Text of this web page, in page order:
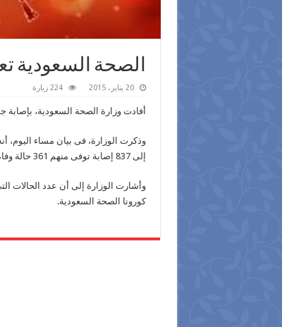
الصحة السعودية
20 يناير، 2015 224 زيارة
أفادت وزارة الصحة السعودية،
وذكرت الوزارة، فى بيان مساء اليوم،
إلى 837 إصابة توفى منهم 361 حالة وفاة وذلك منذ ظهور المرض فى عام 2012.
كورونا الصحة السعودية.